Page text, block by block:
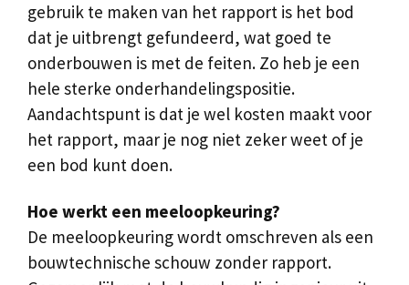
gebruik te maken van het rapport is het bod
dat je uitbrengt gefundeerd, wat goed te
onderbouwen is met de feiten. Zo heb je een
hele sterke onderhandelingspositie.
Aandachtspunt is dat je wel kosten maakt voor
het rapport, maar je nog niet zeker weet of je
een bod kunt doen.
Hoe werkt een meeloopkeuring?
De meeloopkeuring wordt omschreven als een
bouwtechnische schouw zonder rapport.